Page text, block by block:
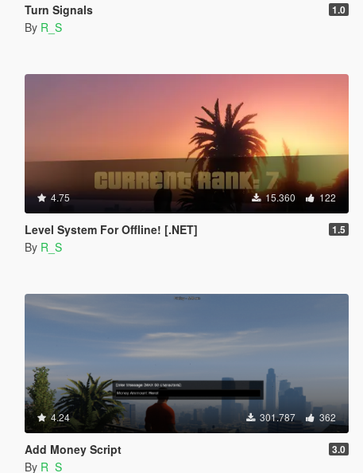
Turn Signals 1.0
By R_S
4.75 15.360 122
Level System For Offline! [.NET] 1.5
By R_S
4.24 301.787 362
Add Money Script 3.0
By R_S